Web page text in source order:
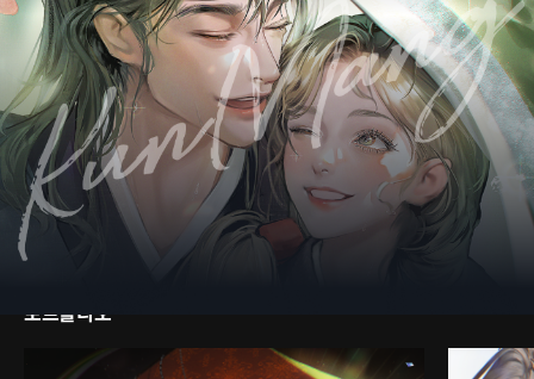
웹소설 표지 『올리비에 당피에르가 하녀한테 청혼했대! : 외전』일러스트
작업
웹소설 표지 『딥인더머드』일러스트 작업
웹소설 표지 『마왕은 평화롭고 싶어』일러스트 작업
드라마 CD 표지 『퍼펙트 버디』일러스트 작업
[0100디자인스튜디오]와 협업
그 외 미공개 작업 다수
포트폴리오